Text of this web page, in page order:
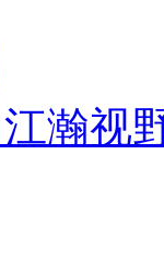
江瀚视